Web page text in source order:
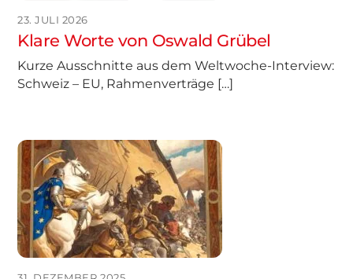
23. JULI 2026
Klare Worte von Oswald Grübel
Kurze Ausschnitte aus dem Weltwoche-Interview:
Schweiz – EU, Rahmenverträge […]